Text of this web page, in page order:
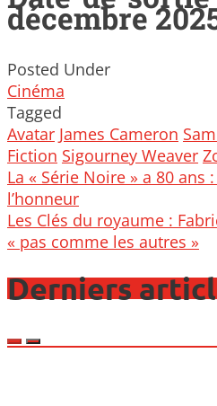
décembre
Posted Under
Cinéma
Tagged
Avatar James Cameron
Fiction Sigourney Weaver
Post
navigation
La « Série Noire » a 80 ans
l’honneur
Les Clés du royaume :
« pas comme les autres »
Derniers